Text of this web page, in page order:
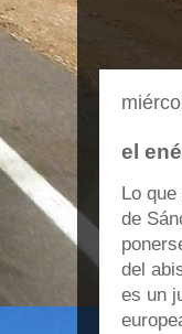
el
Lo
de
del
es un